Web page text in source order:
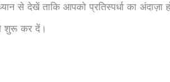
से देखें ताकि आपको प्रतिस्पर्धा का अंदाज़ा
से शुरू कर दें।